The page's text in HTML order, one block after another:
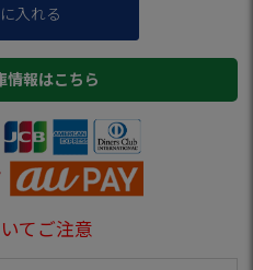
入れる
情報はこちら
てご注意